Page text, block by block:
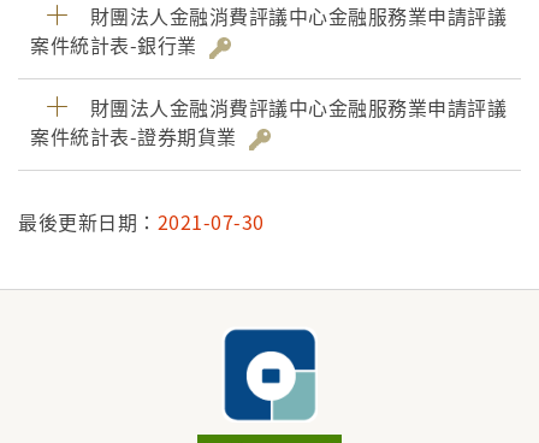
財團法人金融消費評議中心金融服務業申請評議
案件統計表-銀行業
財團法人金融消費評議中心金融服務業申請評議
案件統計表-證券期貨業
最後更新日期： 2021-07-30